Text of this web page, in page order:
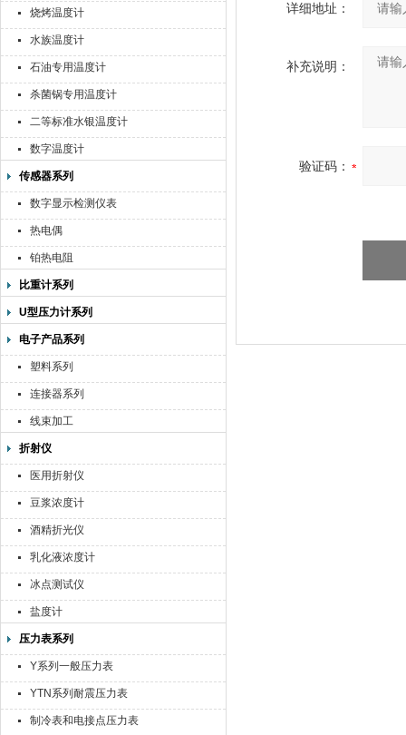
烧烤温度计
水族温度计
石油专用温度计
杀菌锅专用温度计
二等标准水银温度计
数字温度计
传感器系列
数字显示检测仪表
热电偶
铂热电阻
比重计系列
U型压力计系列
电子产品系列
塑料系列
连接器系列
线束加工
折射仪
医用折射仪
豆浆浓度计
酒精折光仪
乳化液浓度计
冰点测试仪
盐度计
压力表系列
Y系列一般压力表
YTN系列耐震压力表
制冷表和电接点压力表
详细地址：
补充说明：
验证码：